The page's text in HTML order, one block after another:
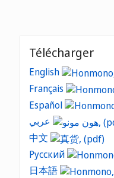
Télécharger
English
Français
Español
中文
Русский
日本語